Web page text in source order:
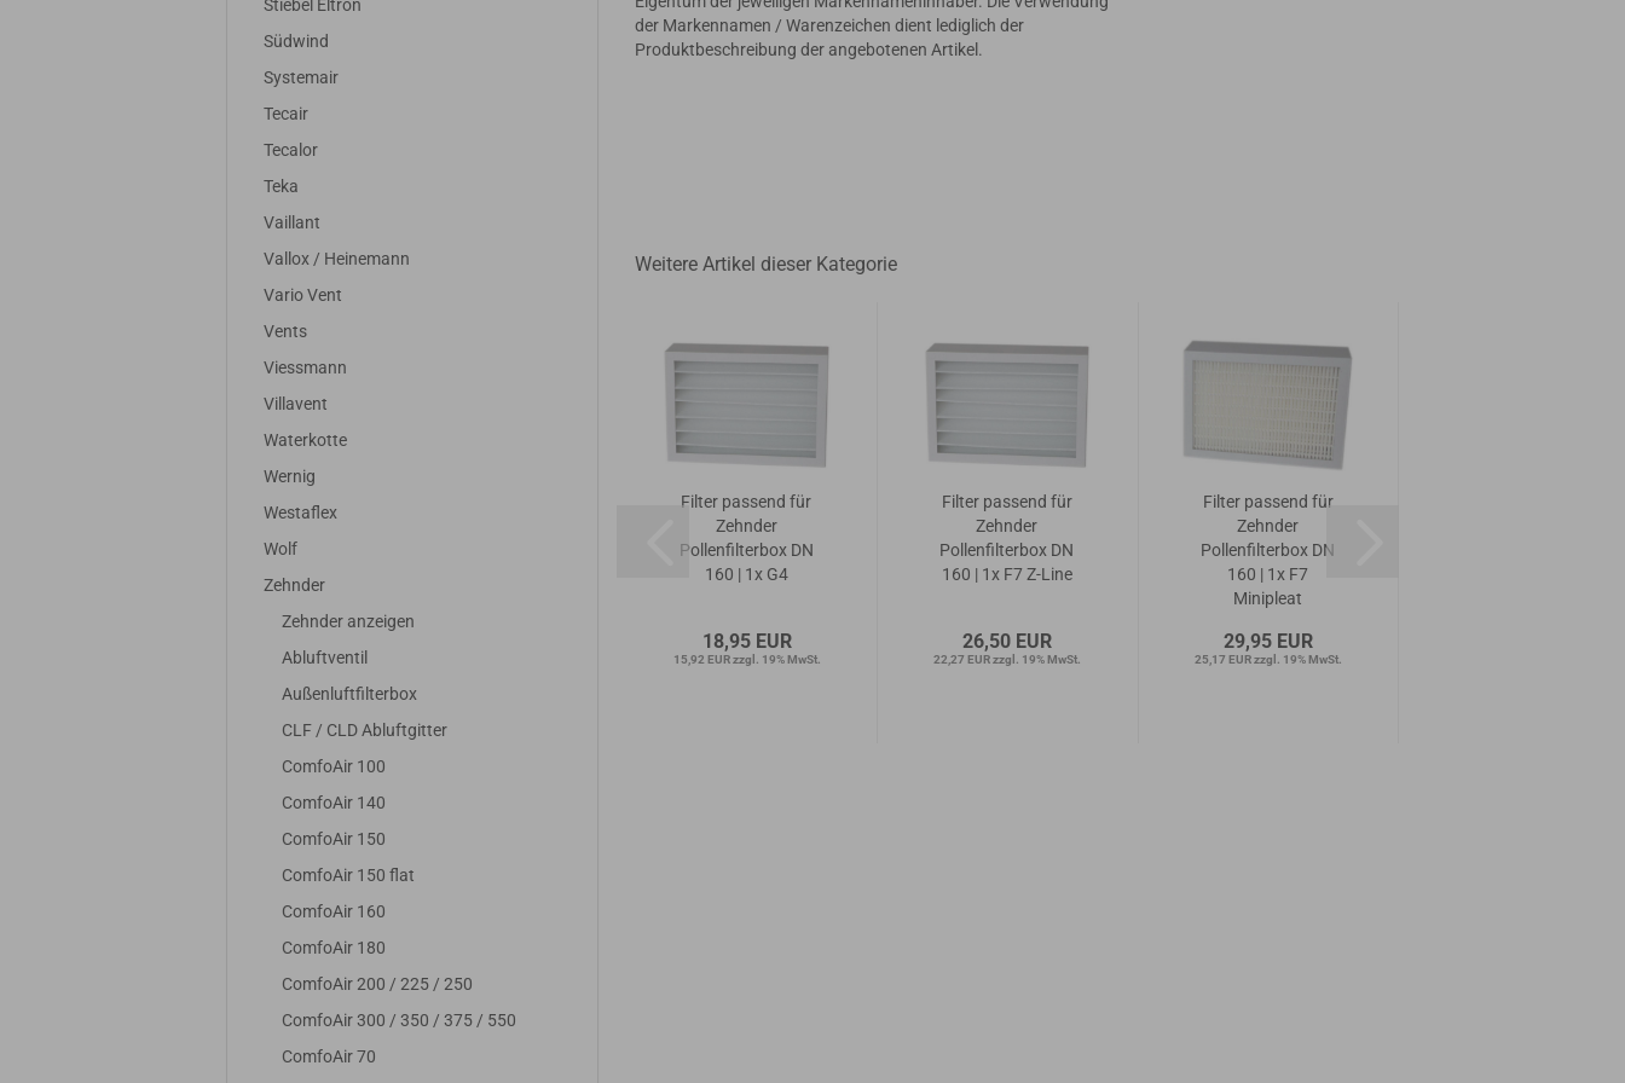
der Markennamen / Warenzeichen dient lediglich der
Produktbeschreibung der angebotenen Artikel.
Weitere Artikel dieser Kategorie
Pollenfilterbox DN
160 | 1x F7 Z-Line
22,27 EUR zzgl. 19% MwSt.
Filter passend für
Zehnder
Pollenfilterbox DN
160 | 1x G4
18,95 EUR
15,92 EUR zzgl. 19% MwSt.
Filter passend für
Zehnder
Pollenfilterbox DN
160 | 1x F7 Z-Line
26,50 EUR
22,27 EUR zzgl. 19% MwSt.
Filter passend für
Zehnder
Pollenfilterbox DN
160 | 1x F7
Minipleat
29,95 EUR
25,17 EUR zzgl. 19% MwSt.
Stiebel Eltron
Südwind
Systemair
Tecair
Tecalor
Teka
Vaillant
Vallox / Heinemann
Vario Vent
Vents
Viessmann
Villavent
Waterkotte
Wernig
Westaflex
Wolf
Zehnder
Zehnder anzeigen
Abluftventil
Außenluftfilterbox
CLF / CLD Abluftgitter
ComfoAir 100
ComfoAir 140
ComfoAir 150
ComfoAir 150 flat
ComfoAir 160
ComfoAir 180
ComfoAir 200 / 225 / 250
ComfoAir 300 / 350 / 375 / 550
ComfoAir 70